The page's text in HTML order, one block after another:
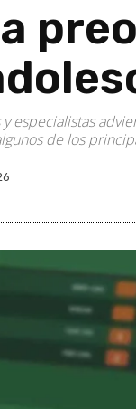
y especialistas
de los